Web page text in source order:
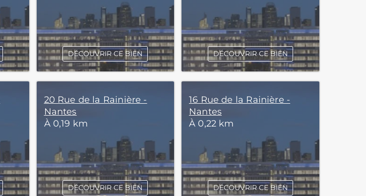
DÉCOUVRIR CE BIEN DÉCOUVRIR CE BIEN
20 Rue de la Rainière -
Nantes
À 0,19 km
DÉCOUVRIR CE BIEN
16 Rue de la Rainière -
Nantes
À 0,22 km
DÉCOUVRIR CE BIEN